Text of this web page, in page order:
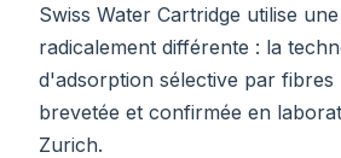
Swiss Water Cartridge utilise
radicalement différente : la
d'adsorption sélective par fibres
brevetée et confirmée en
Zurich.